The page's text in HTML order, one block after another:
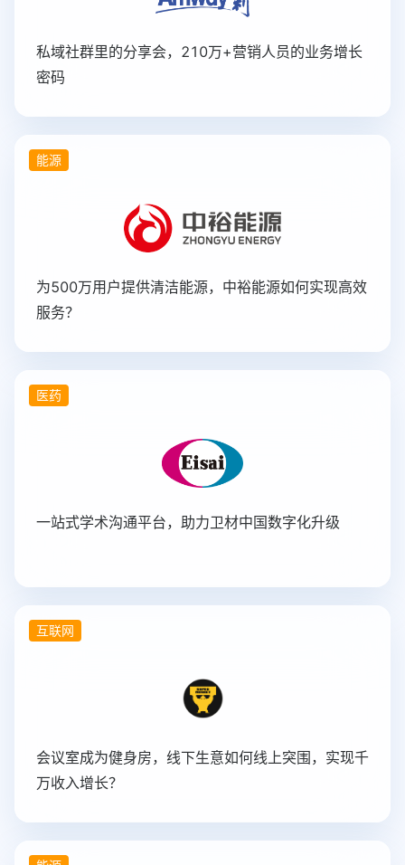
私域社群里的分享会，210万+营销人员的业务增长
密码
能源
为500万用户提供清洁能源，中裕能源如何实现高效
服务？
医药
一站式学术沟通平台，助力卫材中国数字化升级
互联网
会议室成为健身房，线下生意如何线上突围，实现千
万收入增长？